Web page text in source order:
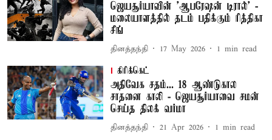
ஜெயசூர்யாவின் 'ஆபரேஷன் டிரால்' -
மலையாளத்தில் தடம் பதிக்கும் ரித்திகா
சிங்
தினத்தந்தி 17 May 2026 1 min read
கிரிக்கெட்
அதிவேக சதம்... 18 ஆண்டுகால
சாதனை காலி - ஜெயசூர்யாவை சமன்
செய்த திலக் வர்மா
தினத்தந்தி 21 Apr 2026 1 min read